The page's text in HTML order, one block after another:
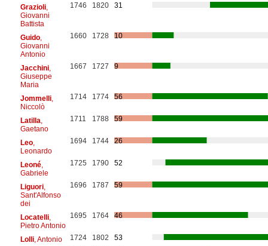
Grazioli,
Giovanni
Battista
1746 1820 31
Guido,
Giovanni
Antonio
1660 1728 10
Jacchini,
Giuseppe
Maria
1667 1727 9
Jommelli,
Niccolò
1714 1774 56
Latilla
Gaetano
1711 1788 59
Leo,
Leonardo
1694 1744 26
Leoné,
Gabriele
1725 1790 52
Liguori,
Sant'Alfonso
dei
1696 1787 59
Locatelli,
Pietro Antonio
1695 1764 46
Lolli, Antonio 1724 1802
53